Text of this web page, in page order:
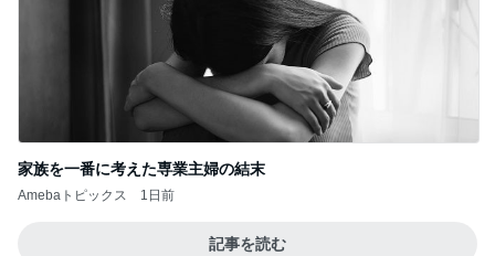
家族を一番に考えた専業主婦の結末
Amebaトピックス 1日前
記事を読む